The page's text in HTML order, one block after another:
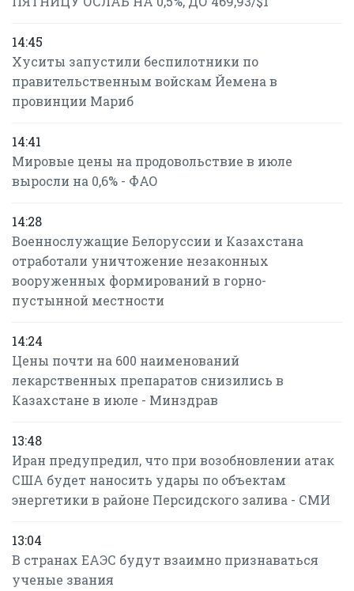
14:45
Хуситы запустили беспилотники по
правительственным войскам Йемена в
провинции Мариб
14:41
Мировые цены на продовольствие в июле
выросли на 0,6% - ФАО
14:28
Военнослужащие Белоруссии и Казахстана
отработали уничтожение незаконных
вооруженных формирований в горно-
пустынной местности
14:24
Цены почти на 600 наименований
лекарственных препаратов снизились в
Казахстане в июле - Минздрав
13:48
Иран предупредил, что при возобновлении атак
США будет наносить удары по объектам
энергетики в районе Персидского залива - СМИ
13:04
В странах ЕАЭС будут взаимно признаваться
ученые звания